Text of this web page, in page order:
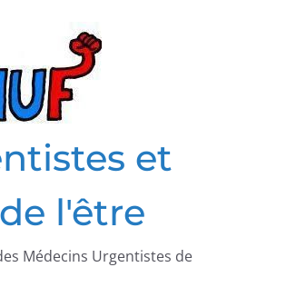
et
l'être
Médecins Urgentistes de